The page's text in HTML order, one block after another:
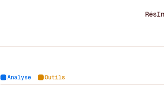
RésIn
Analyse Outils